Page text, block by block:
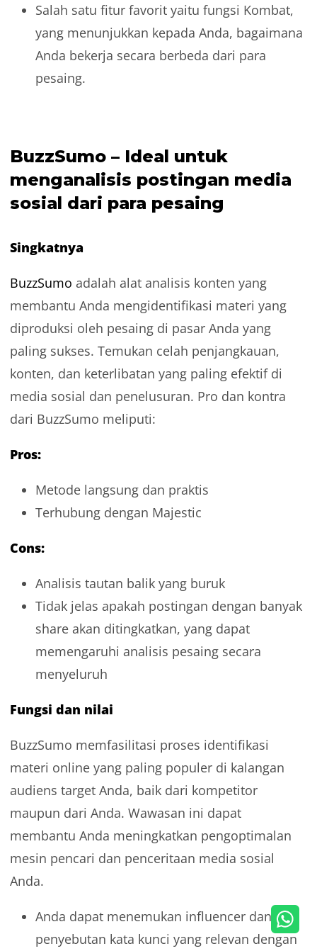
Salah satu fitur favorit yaitu fungsi Kombat,
yang menunjukkan kepada Anda, bagaimana
Anda bekerja secara berbeda dari para
pesaing.
BuzzSumo – Ideal untuk
menganalisis postingan media
sosial dari para pesaing
Singkatnya
BuzzSumo adalah alat analisis konten yang
membantu Anda mengidentifikasi materi yang
diproduksi oleh pesaing di pasar Anda yang
paling sukses. Temukan celah penjangkauan,
konten, dan keterlibatan yang paling efektif di
media sosial dan penelusuran. Pro dan kontra
dari BuzzSumo meliputi:
Pros:
Metode langsung dan praktis
Terhubung dengan Majestic
Cons:
Analisis tautan balik yang buruk
Tidak jelas apakah postingan dengan banyak
share akan ditingkatkan, yang dapat
memengaruhi analisis pesaing secara
menyeluruh
Fungsi dan nilai
BuzzSumo memfasilitasi proses identifikasi
materi online yang paling populer di kalangan
audiens target Anda, baik dari kompetitor
maupun dari Anda. Wawasan ini dapat
membantu Anda meningkatkan pengoptimalan
mesin pencari dan penceritaan media sosial
Anda.
Anda dapat menemukan influencer dan
penyebutan kata kunci yang relevan dengan